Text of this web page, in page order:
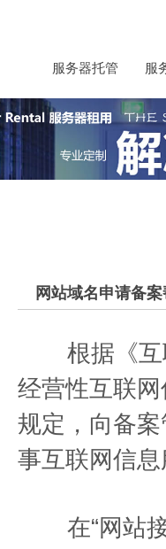
服务器托管 服
网站域名申请备
根据《互联
经营性互联
规定，向备
事互联网信
在“网站接